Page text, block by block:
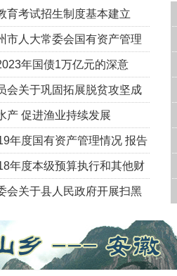
育考试招生制度基本建立
会听取审议考试招生制度
市人大常委会国有资产管理
年规划（2022—2026）》的
年国债1万亿元的深意
会关于巩固拓展脱贫攻坚成
效衔接专项监督工作情况的
产 促进渔业持续发展
年度国有资产管理情况 报告
年度本级预算执行和其他财
情况报告的审议意见
会关于县人民政府开展扫黑